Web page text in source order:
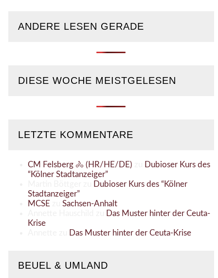
ANDERE LESEN GERADE
DIESE WOCHE MEISTGELESEN
LETZTE KOMMENTARE
CM Felsberg 🚴 (HR/HE/DE)
Dubioser Kurs des
“Kölner Stadtanzeiger”
Dubioser Kurs des “Kölner
Stadtanzeiger”
MCSE
Sachsen-Anhalt
Das Muster hinter der Ceuta-
Krise
Das Muster hinter der Ceuta-Krise
BEUEL & UMLAND